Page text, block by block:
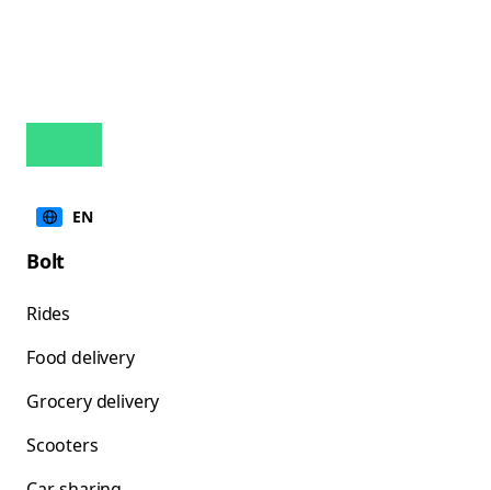
EN
Bolt
Rides
Food delivery
Grocery delivery
Scooters